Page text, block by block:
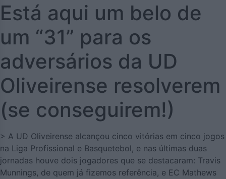
Está aqui um belo de
um “31” para os
adversários da UD
Oliveirense resolverem
(se conseguirem!)
> A UD Oliveirense alcançou cinco vitórias em cinco jogos
na Liga Profissional e Basquetebol, e nas últimas duas
jornadas houve dois jogadores que se destacaram: Travis
Munnings, de quem já fizemos referência, e EC Mathews